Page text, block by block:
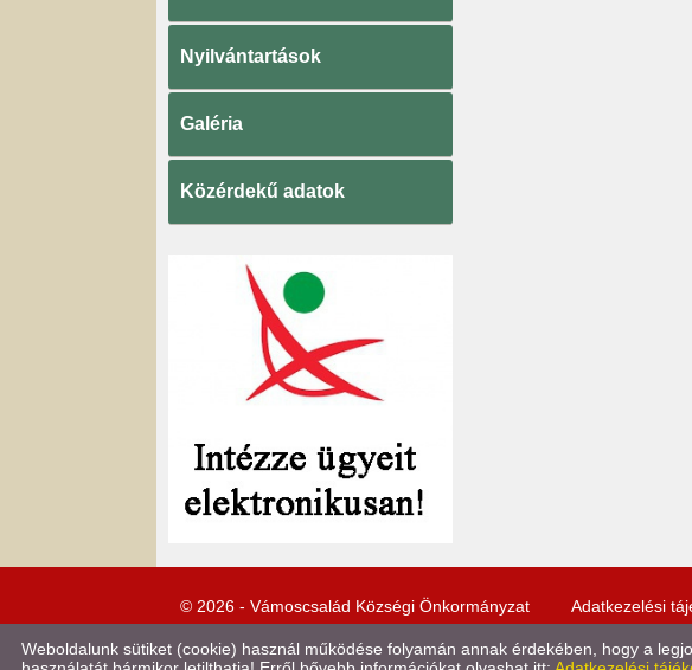
Nyilvántartások
Galéria
Közérdekű adatok
© 2026 - Vámoscsalád Községi Önkormányzat Adatkezelési
Weboldalunk sütiket (cookie) használ működése folyamán annak érdekében, hogy a